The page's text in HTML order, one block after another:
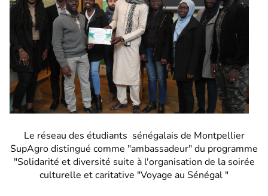
Le réseau des étudiants sénégalais de Montpellier
SupAgro distingué comme "ambassadeur" du programme
"Solidarité et diversité suite à l'organisation de la soirée
culturelle et caritative "Voyage au Sénégal "